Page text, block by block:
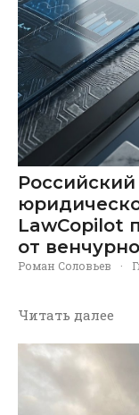
LawCopilot
от
Роман Соловьев ·
Читать далее